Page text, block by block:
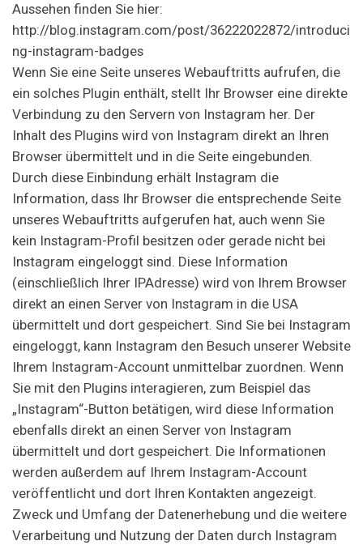
Aussehen finden Sie hier:
http://blog.instagram.com/post/36222022872/introduci
ng-instagram-badges
Wenn Sie eine Seite unseres Webauftritts aufrufen, die
ein solches Plugin enthält, stellt Ihr Browser eine direkte
Verbindung zu den Servern von Instagram her. Der
Inhalt des Plugins wird von Instagram direkt an Ihren
Browser übermittelt und in die Seite eingebunden.
Durch diese Einbindung erhält Instagram die
Information, dass Ihr Browser die entsprechende Seite
unseres Webauftritts aufgerufen hat, auch wenn Sie
kein Instagram-Profil besitzen oder gerade nicht bei
Instagram eingeloggt sind. Diese Information
(einschließlich Ihrer IPAdresse) wird von Ihrem Browser
direkt an einen Server von Instagram in die USA
übermittelt und dort gespeichert. Sind Sie bei Instagram
eingeloggt, kann Instagram den Besuch unserer Website
Ihrem Instagram-Account unmittelbar zuordnen. Wenn
Sie mit den Plugins interagieren, zum Beispiel das
„Instagram“-Button betätigen, wird diese Information
ebenfalls direkt an einen Server von Instagram
übermittelt und dort gespeichert. Die Informationen
werden außerdem auf Ihrem Instagram-Account
veröffentlicht und dort Ihren Kontakten angezeigt.
Zweck und Umfang der Datenerhebung und die weitere
Verarbeitung und Nutzung der Daten durch Instagram